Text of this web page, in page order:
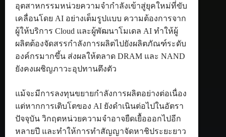
อุตสาหกรรมหน่วยความจำกำลังเข้าสู่ยุคใหม่ที่ขับ
เคลื่อนโดย AI อย่างเต็มรูปแบบ ความต้องการจาก
ผู้ให้บริการ Cloud และผู้พัฒนาโมเดล AI ทำให้ผู้
ผลิตต้องจัดสรรกำลังการผลิตไปยังผลิตภัณฑ์ระดับ
องค์กรมากขึ้น ส่งผลให้ตลาด DRAM และ NAND
ยังคงเผชิญภาวะอุปทานตึงตัว
แม้จะมีการลงทุนขยายกำลังการผลิตอย่างต่อเนื่อง
แต่หากการเติบโตของ AI ยังดำเนินต่อไปในอัตรา
ปัจจุบัน วิกฤตหน่วยความจำอาจยืดเยื้อออกไปอีก
หลายปี และทำให้การทำสัญญาจัดหาชิประยะยาว